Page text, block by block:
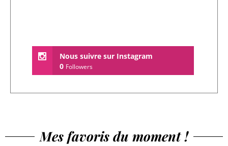
Nous suivre sur Instagram
0 Followers
Mes favoris du moment !